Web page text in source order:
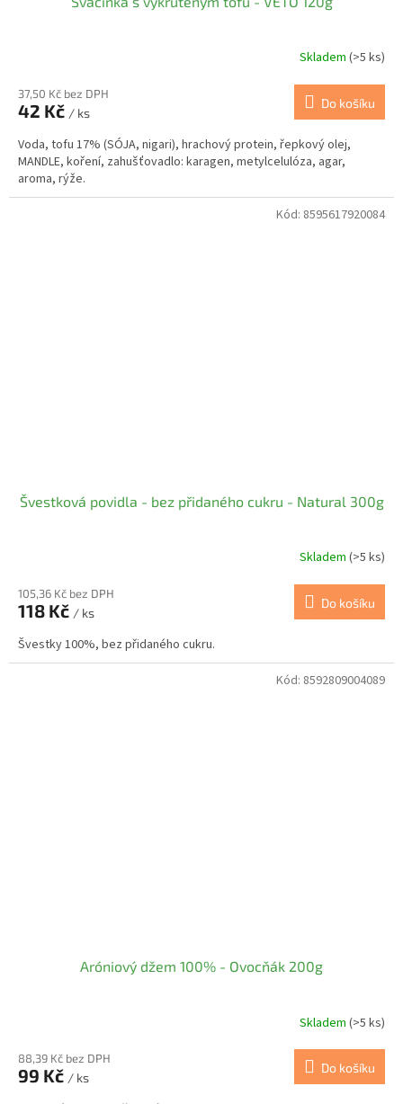
Skladem (>5 ks)
37,50 Kč bez DPH
42 Kč / ks
Do košíku
Voda, tofu 17% (SÓJA, nigari), hrachový protein, řepkový olej,
MANDLE, koření, zahušťovadlo: karagen, metylcelulóza, agar,
aroma, rýže.
Švestková povidla - bez přidaného cukru - Natural 300g
Skladem (>5 ks)
105,36 Kč bez DPH
118 Kč / ks
Do košíku
Švestky 100%, bez přidaného cukru.
Kód: 8595617920084
Aróniový džem 100% - Ovocňák 200g
Skladem (>5 ks)
88,39 Kč bez DPH
99 Kč / ks
Do košíku
Kód: 8592809004089